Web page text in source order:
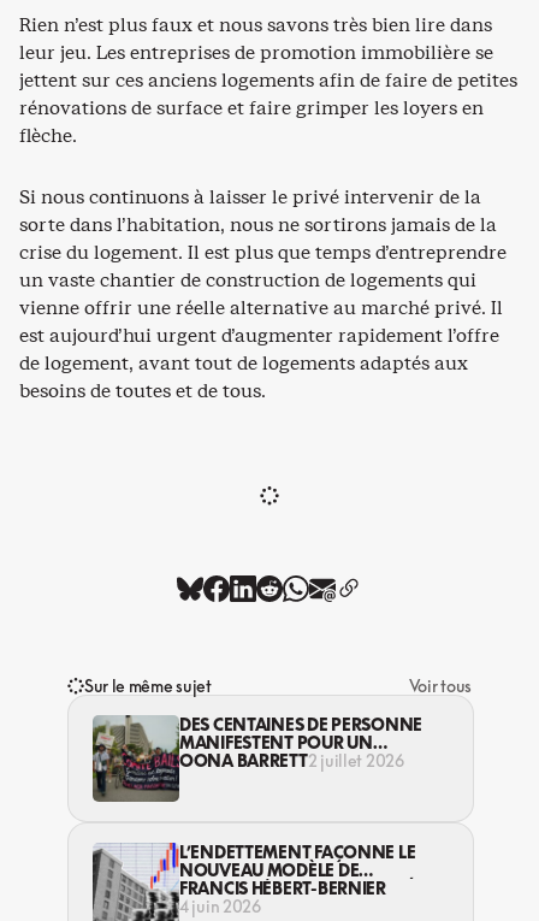
Rien n’est plus faux et nous savons très bien lire dans
leur jeu. Les entreprises de promotion immobilière se
jettent sur ces anciens logements afin de faire de petites
rénovations de surface et faire grimper les loyers en
flèche.
Si nous continuons à laisser le privé intervenir de la
sorte dans l’habitation, nous ne sortirons jamais de la
crise du logement. Il est plus que temps d’entreprendre
un vaste chantier de construction de logements qui
vienne offrir une réelle alternative au marché privé. Il
est aujourd’hui urgent d’augmenter rapidement l’offre
de logement, avant tout de logements adaptés aux
besoins de toutes et de tous.
Sur le même sujet
Voir tous
DES CENTAINES DE PERSONNE
MANIFESTENT POUR UN
MEILLEUR DROIT AU LOGEMENT
OONA BARRETT2 juillet 2026
L’ENDETTEMENT FAÇONNE LE
NOUVEAU MODÈLE DE
LOGEMENTS SUBVENTIONNÉS
AU QUÉBEC
FRANCIS HÉBERT-BERNIER
4 juin 2026